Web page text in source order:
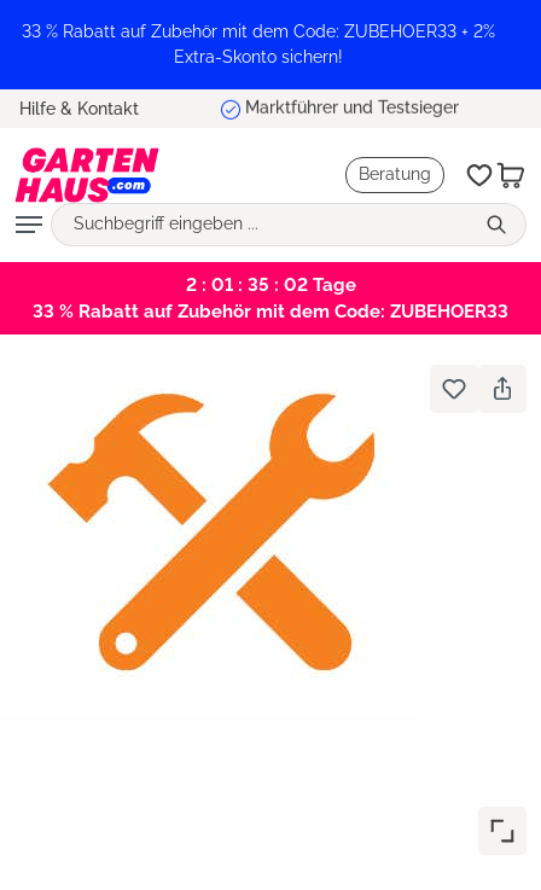
springen
33 % Rabatt auf Zubehör mit dem Code: ZUBEHOER33 + 2%
Extra-Skonto sichern!
Hilfe & Kontakt Marktführer und Testsieger
Beratung
2 : 01 : 35 : 01Tage
33 % Rabatt auf Zubehör mit dem Code: ZUBEHOER33